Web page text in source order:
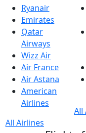
Ryanair
Emirates
Qatar
Airways
Wizz Air
Air France
Air Astana
American
Airlines
All Airlines
All